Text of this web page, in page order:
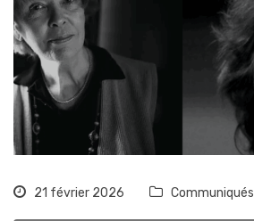
21 février 2026 Communiqués